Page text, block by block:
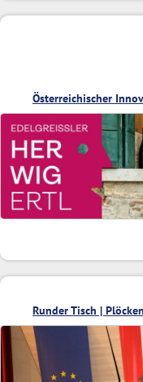
Österreichischer
Runder Tisch |